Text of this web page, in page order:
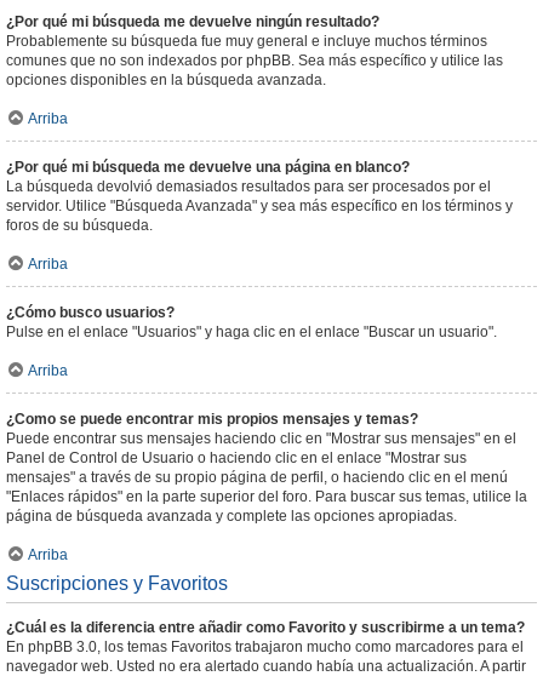
¿Por qué mi búsqueda me devuelve ningún resultado?
Probablemente su búsqueda fue muy general e incluye muchos términos
comunes que no son indexados por phpBB. Sea más específico y utilice las
opciones disponibles en la búsqueda avanzada.
Arriba
¿Por qué mi búsqueda me devuelve una página en blanco?
La búsqueda devolvió demasiados resultados para ser procesados por el
servidor. Utilice "Búsqueda Avanzada" y sea más específico en los términos y
foros de su búsqueda.
Arriba
¿Cómo busco usuarios?
Pulse en el enlace "Usuarios" y haga clic en el enlace "Buscar un usuario".
Arriba
¿Como se puede encontrar mis propios mensajes y temas?
Puede encontrar sus mensajes haciendo clic en "Mostrar sus mensajes" en el
Panel de Control de Usuario o haciendo clic en el enlace "Mostrar sus
mensajes" a través de su propio página de perfil, o haciendo clic en el menú
"Enlaces rápidos" en la parte superior del foro. Para buscar sus temas, utilice la
página de búsqueda avanzada y complete las opciones apropiadas.
Arriba
Suscripciones y Favoritos
¿Cuál es la diferencia entre añadir como Favorito y suscribirme a un tema?
En phpBB 3.0, los temas Favoritos trabajaron mucho como marcadores para el
navegador web. Usted no era alertado cuando había una actualización. A partir